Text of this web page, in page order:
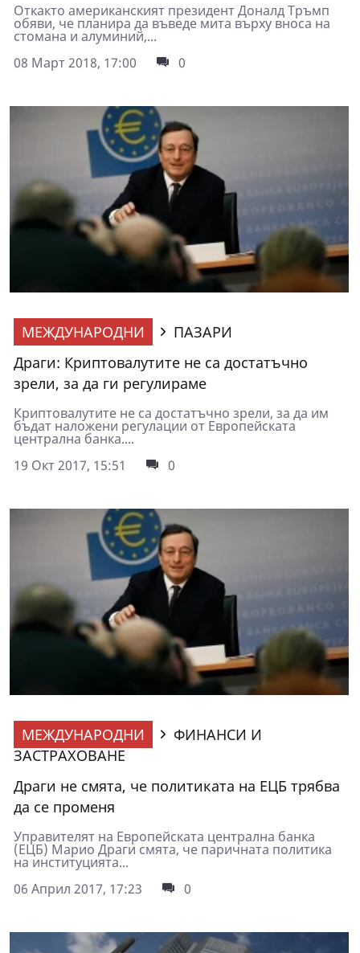
Откакто американският президент Доналд Тръмп
обяви, че планира да въведе мита върху вноса на
стомана и алуминий,...
08 Март 2018, 17:00
0
МЕЖДУНАРОДНИ
ПАЗАРИ
Драги: Криптовалутите не са достатъчно
зрели, за да ги регулираме
Криптовалутите не са достатъчно зрели, за да им
бъдат наложени регулации от Европейската
централна банка....
19 Окт 2017, 15:51
0
МЕЖДУНАРОДНИ
ФИНАНСИ И
ЗАСТРАХОВАНЕ
Драги не смята, че политиката на ЕЦБ трябва
да се променя
Управителят на Европейската централна банка
(ЕЦБ) Марио Драги смята, че паричната политика
на институцията...
06 Април 2017, 17:23
0